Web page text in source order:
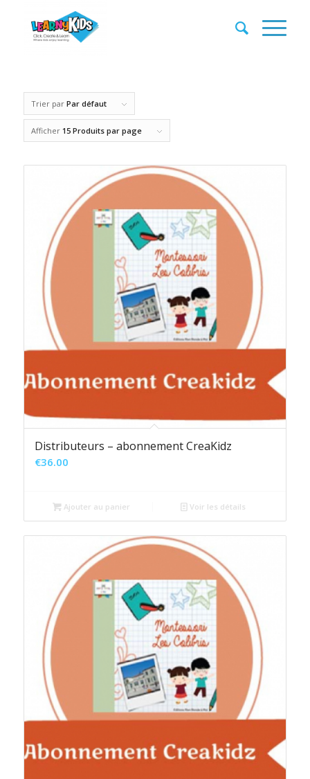
Trier par Par défaut
Afficher 15 Produits par page
Distributeurs – abonnement CreaKidz
€36.00
Ajouter au panier Voir les détails